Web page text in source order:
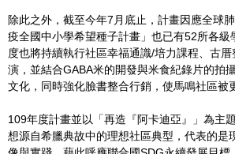
除此之外，截至今年7月底止，計畫因應全球
疫全國中小學希望種子計畫」也已有52所各級
度也將持續執行社區幸福通識/培力課程、古
演，並結合GABA米的開發與米食紀錄片的拍
文化，同時強化臉書整合行銷，使馬鳴社區被
109年度計畫並以「再造『阿卡迪亞』」為主
想源自希臘典故中的理想社區典型，代表的是